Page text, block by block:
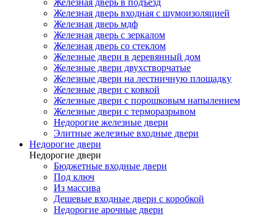
Железная дверь в подъезд
Железная дверь входная с шумоизоляцией
Железная дверь мдф
Железная дверь с зеркалом
Железная дверь со стеклом
Железные двери в деревянный дом
Железные двери двухстворчатые
Железные двери на лестничную площадку
Железные двери с ковкой
Железные двери с порошковым напылением
Железные двери с терморазрывом
Недорогие железные двери
Элитные железные входные двери
Недорогие двери
Недорогие двери
Бюджетные входные двери
Под ключ
Из массива
Дешевые входные двери с коробкой
Недорогие арочные двери